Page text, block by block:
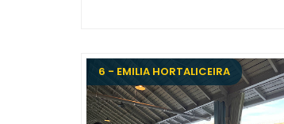
6 - EMILIA HORTALICEIRA